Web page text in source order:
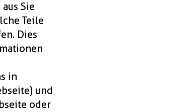
Sie
Teile
Dies
in
und
oder